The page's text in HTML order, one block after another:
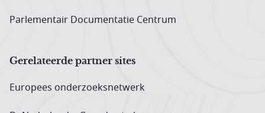
Parlementair Documentatie Centrum
Gerelateerde partner sites
Europees onderzoeks­netwerk